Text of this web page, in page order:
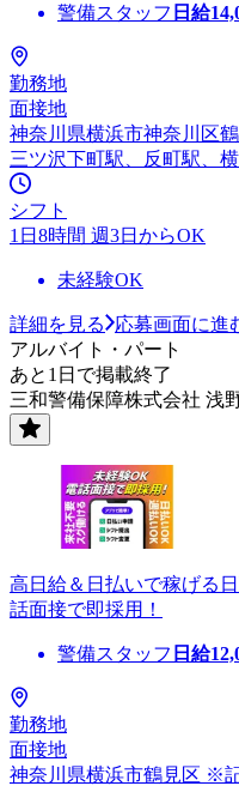
警備スタッフ 日給
勤務地
面接地
神奈川県横浜市神奈川区
三ツ沢下町駅、反町駅、
シフト
1日8時間 週3日からOK
未経験OK
詳細を見る
応募画面に進
アルバイト・パート
あと1日で掲載終了
三和警備保障株式会社 浅
高日給＆日払いで稼げる
話面接で即採用！
警備スタッフ 日給
勤務地
面接地
神奈川県横浜市鶴見区 ※